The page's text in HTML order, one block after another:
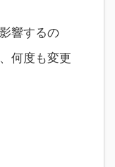
響するの
何度も変更